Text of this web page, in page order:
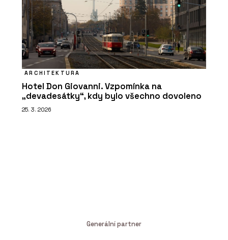
ARCHITEKTURA
Hotel Don Giovanni. Vzpomínka na
„devadesátky“, kdy bylo všechno dovoleno
25. 3. 2026
Generální partner